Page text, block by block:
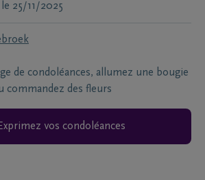
le 25/11/2025
de condoléances, allumez une bougie
commandez des fleurs
Exprimez vos condoléances